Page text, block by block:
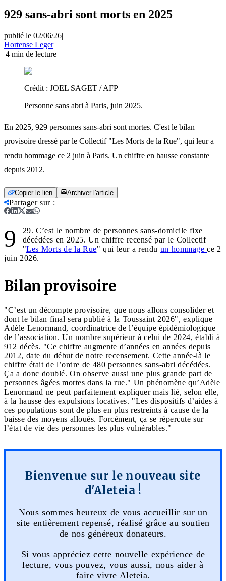
929 sans-abri sont morts en 2025
publié le 02/06/26|
Hortense Leger
|4 min de lecture
Crédit : JOEL SAGET / AFP
Personne sans abri à Paris, juin 2025.
En 2025, 929 personnes sans-abri sont mortes. C'est le bilan
provisoire dressé par le Collectif "Les Morts de la Rue", qui leur a
rendu hommage ce 2 juin à Paris. Un chiffre en hausse constante
depuis 2012.
Copier le lien Archiver l'article
Partager sur:
9
29. C’est le nombre de personnes sans-domicile fixe
décédées en 2025. Un chiffre recensé par le Collectif
"Les Morts de la Rue" qui leur a rendu un hommage ce 2
juin 2026.
Bilan provisoire
"C’est un décompte provisoire, que nous allons consolider et
dont le bilan final sera publié à la Toussaint 2026", explique
Adèle Lenormand, coordinatrice de l’équipe épidémiologique
de l’association. Un nombre supérieur à celui de 2024, établi à
912 décès. "Ce chiffre augmente d’années en années depuis
2012, date du début de notre recensement. Cette année-là le
chiffre était de l’ordre de 480 personnes sans-abri décédées.
Ça a donc doublé. On observe aussi une plus grande part de
personnes âgées mortes dans la rue." Un phénomène qu’Adèle
Lenormand ne peut parfaitement expliquer mais lié, selon elle,
à la hausse des expulsions locatives. "Les dispositifs d’aides à
ces populations sont de plus en plus restreints à cause de la
baisse des moyens alloués. Forcément, ça se répercute sur
l’état de vie des personnes les plus vulnérables."
Bienvenue sur le nouveau site
d'Aleteia !
Nous sommes heureux de vous accueillir sur un
site entièrement repensé, réalisé grâce au soutien
de nos généreux donateurs.
Si vous appréciez cette nouvelle expérience de
lecture, vous pouvez, vous aussi, nous aider à
faire vivre Aleteia.